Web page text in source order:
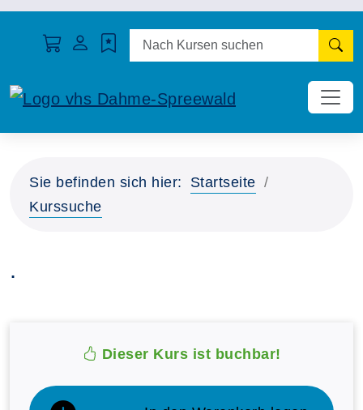
Sie befinden sich hier:
Startseite
Kurssuche
.
Dieser Kurs ist buchbar!